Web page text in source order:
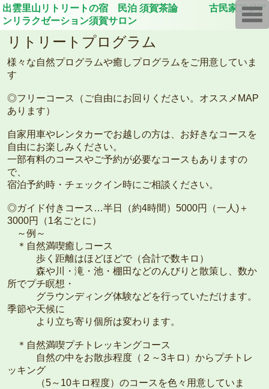
出雲里山リトリートの宿 民泊 須賀茶論 古民家アジア
ンリラクゼーション須賀サロン
リトリートプログラム
様々な自然プログラムや癒しプログラムをご用意していま
す
◎フリーコース（ご自由にお回りください。オススメMAP
あります）
自家用車やレンタカーでお越しの方は、お好きなコースを
自由にお楽しみください。
一部有料のコースやご予約が必要なコースもありますの
で、
宿泊予約時・チェックイン時にご相談ください。
◎ガイド付きコース…半日（約4時間）5000円（一人)＋
3000円（1名ごとに）
～例～
＊自然満喫癒しコース
歩く距離はほどほどで（合計で数キロ）
森や川・滝・池・棚田などのんびりと散策し、数か
所でプチ瞑想・
グラウンディング体験などを行っていただけます。
季節や天候に
より立ち寄り個所は変わります。
＊自然満喫プチトレッキングコース
自然の中をお散歩程度（２～3キロ）からプチトレ
ッキング
（5～10キロ程度）のコースを色々用意していま
T
o
g
n
g
o